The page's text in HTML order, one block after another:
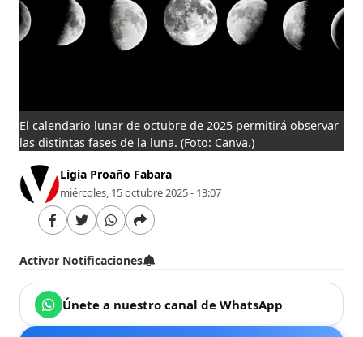
El calendario lunar de octubre de 2025 permitirá observar
las distintas fases de la luna. (Foto: Canva.)
Ligia Proaño Fabara
miércoles, 15 octubre 2025 - 13:07
Activar Notificaciones
Únete a nuestro canal de WhatsApp